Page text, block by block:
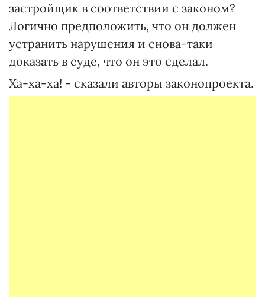
застройщик в соответствии с законом?
Логично предположить, что он должен
устранить нарушения и снова-таки
доказать в суде, что он это сделал.
Ха-ха-ха! - сказали авторы законопроекта.